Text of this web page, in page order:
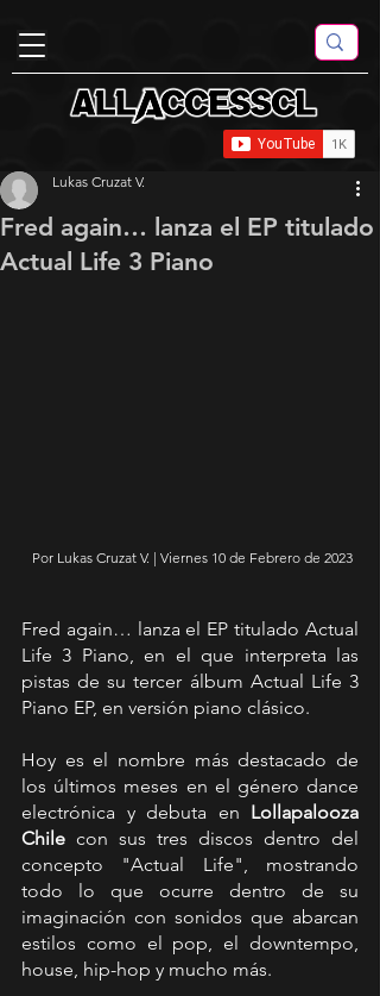
Fred again… lanza el EP titulado
Actual Life 3 Piano
Lukas Cruzat V.
Por Lukas Cruzat V. | Viernes 10 de Febrero de 2023
Fred again… lanza el EP titulado Actual
Life 3 Piano, en el que interpreta las
pistas de su tercer álbum Actual Life 3
Piano EP, en versión piano clásico.
Hoy es el nombre más destacado de
los últimos meses en el género dance
electrónica y debuta en Lollapalooza
Chile con sus tres discos dentro del
concepto "Actual Life", mostrando
todo lo que ocurre dentro de su
imaginación con sonidos que abarcan
estilos como el pop, el downtempo,
house, hip-hop y mucho más.